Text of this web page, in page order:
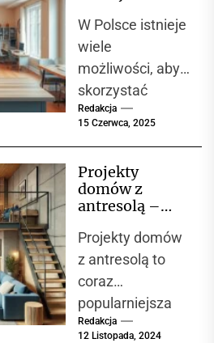
Choć często
niedoceniana,...
warto znać
W Polsce istnieje
wiele
możliwości, aby
skorzystać
z dofinansowani
remontu.
Omówimy
amy rządowe,
które
oferują wsparcie
finansowe.
Kluczowe jest
Redakcja
15 Czerwca, 2025
Projekty
domów z
antresolą –
funkcjonalne
wnętrza
Projekty domów
z antresolą to
coraz
popularniejsza
opcja wśród
Redakcja
12 Listopada, 2024